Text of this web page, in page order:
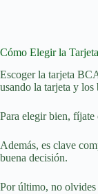
Cómo Elegir la
Escoger la tarjeta
usando la tarjeta y los
Para elegir bien, fíjate
Además, es clave
buena decisión.
Por último, no olvides